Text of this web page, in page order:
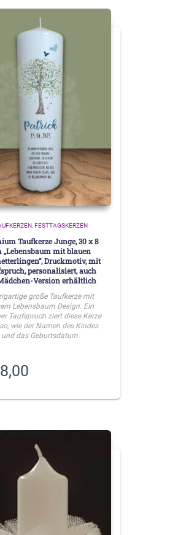
FESTTAGSKERZEN
Taufkerze Junge, 30 x 8
„Lebensbaum mit blauen
Druckmotiv, mit
personalisiert, auch
Version erhältlich
große Taufkerze mit
Lebensbaum Design. Ein
Taufspruch ziert diese Kerze
wie der Namen des Kindes
und das Geburtsdatum.